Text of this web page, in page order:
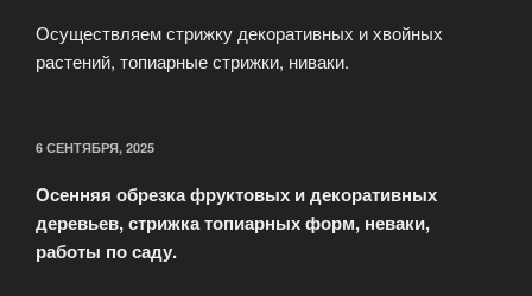
Осуществляем стрижку декоративных и хвойных
растений, топиарные стрижки, ниваки.
ОПУБЛИКОВАНО
6 СЕНТЯБРЯ, 2025
Осенняя обрезка фруктовых и декоративных
деревьев, стрижка топиарных форм, неваки,
работы по саду.